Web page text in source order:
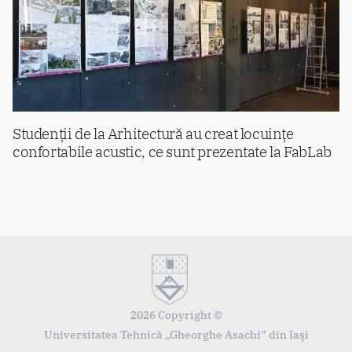
Studenții de la Arhitectură au creat locuințe
confortabile acustic, ce sunt prezentate la FabLab
2026 Copyright ©
Universitatea Tehnică „Gheorghe Asachi” din Iaşi